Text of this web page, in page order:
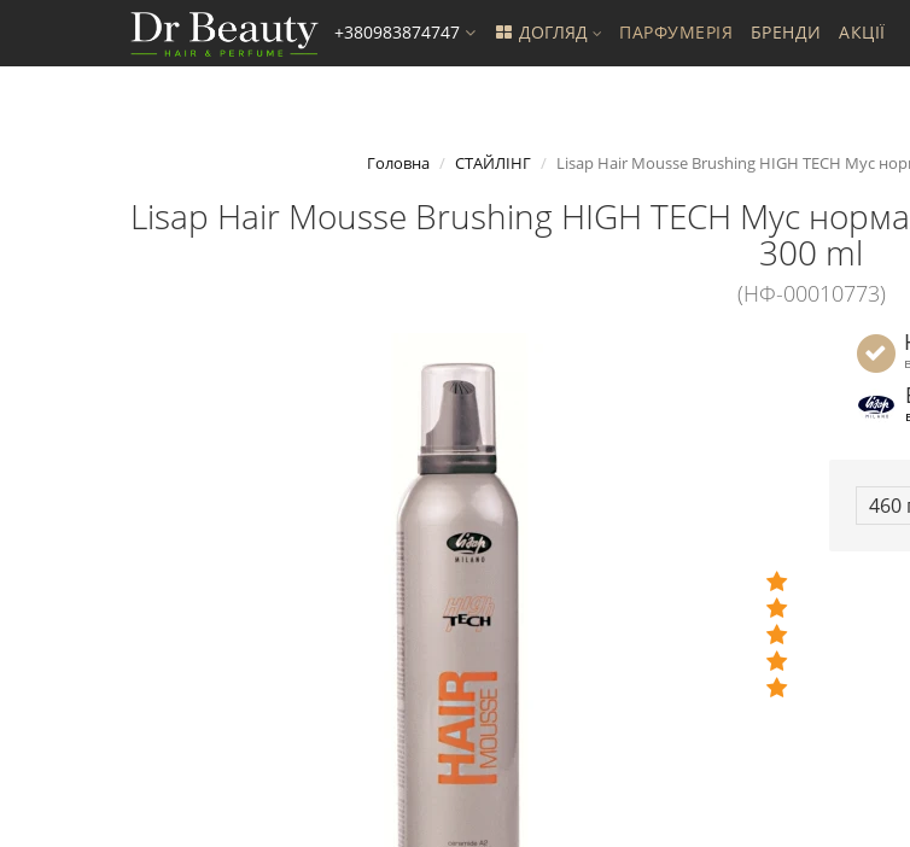
+380983874747 ДОГЛЯД ПАРФУМЕРІЯ БРЕНДИ АКЦІЇ
Головна СТАЙЛІНГ Lisap Hair Mousse Brushing HIGH TECH Мус
Lisap Hair Mousse Brushing HIGH TECH Мус
300 ml
(НФ-00010773)
460